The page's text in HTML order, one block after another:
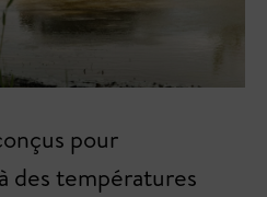
pour
des températures